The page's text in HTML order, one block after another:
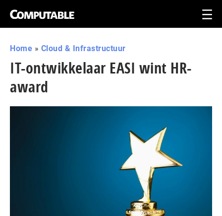
Home » Cloud & Infrastructuur
IT-ontwikkelaar EASI wint HR-
award